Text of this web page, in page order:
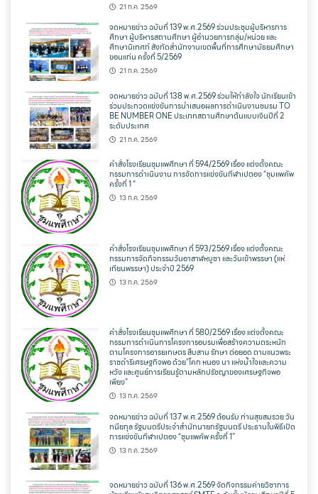
21 ก.ค. 2569
จดหมายข่าว ฉบับที่ 139 พ.ศ.2569 ร่วมประชุมผู้บริหารการ
ศึกษา ผู้บริหารสถานศึกษา ผู้อำนวยการกลุ่ม/หน่วย และ
ศึกษานิเทศก์ สังกัดสำนักงานเขตพื้นที่การศึกษามัธยมศึกษา
ขอนแก่น ครั้งที่ 5/2569
21 ก.ค. 2569
จดหมายข่าว ฉบับที่ 138 พ.ศ.2569 ร่วมให้กำลังใจ นักเรียนเข้า
ร่วมประกวดแข่งขันการนำเสนอผลการดำเนินงานชมรม TO
BE NUMBER ONE ประเภทสถานศึกษาต้นแบบเงินปีที่ 2
ระดับประเทศ
21 ก.ค. 2569
คำสั่งโรงเรียนชุมแพศึกษา ที่ 594/2569 เรื่อง แต่งตั้งคณะ
กรรมการดำเนินงาน การจัดการแข่งขันกีฬาเปตอง “ชุมแพคัพ
ครั้งที่ 1 “
13 ก.ค. 2569
คำสั่งโรงเรียนชุมแพศึกษา ที่ 593/2569 เรื่อง แต่งตั้งคณะ
กรรมการจัดกิจกรรมวันอาสาฬหบูชา และวันเข้าพรรษา (แห่
เทียนพรรษา) ประจำปี 2569
13 ก.ค. 2569
คำสั่งโรงเรียนชุมแพศึกษา ที่ 580/2569 เรื่อง แต่งตั้งคณะ
กรรมการดำเนินการโครงการอบรมเพื่อสร้างความตระหนัก
ตามโครงการอารยเกษตร สืบสาน รักษา ต่อยอด ตามแนวพระ
ราชดำริเศรษฐกิจพอ ด้วย”โคก หนอง นา แห่งน้ำใจและความ
หวัง และศูนย์การเรียนรู้ตามหลักปรัชญาของเศรษฐกิจพอ
เพียง”
13 ก.ค. 2569
จดหมายข่าว ฉบับที่ 137 พ.ศ.2569 ต้อนรับ ท่านสุขสมรวย วัน
ทนียกุล รัฐมนตรีประจำสำนักนายกรัฐมนตรี ประธานในพิธีเปิด
การแข่งขันกีฬาเปตอง “ชุมแพคัพ ครั้งที่ 1”
13 ก.ค. 2569
จดหมายข่าว ฉบับที่ 136 พ.ศ.2569 จัดกิจกรรมค่ายวิชาการ